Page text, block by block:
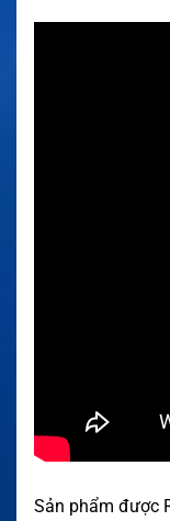
Sản phẩm được